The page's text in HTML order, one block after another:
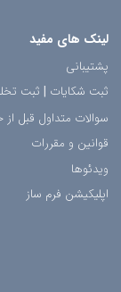
لینک های مفید
پشتیبانی
ثبت شکایات | ثبت
سوالات متداول قبل از
قوانین و مقررات
ویدئوها
اپلیکیشن فرم ساز